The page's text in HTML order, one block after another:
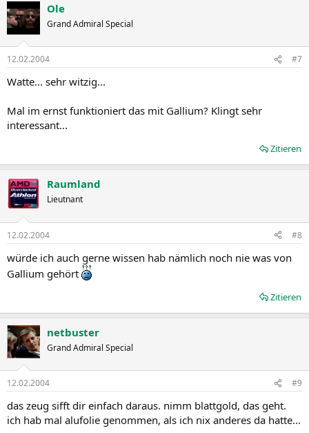
Ole
Grand Admiral Special
12.02.2004 #7
Watte... sehr witzig...
Mal im ernst funktioniert das mit Gallium? Klingt sehr
interessant...
Zitieren
Raumland
Lieutnant
12.02.2004 #8
würde ich auch gerne wissen hab nämlich noch nie was von
Gallium gehört
Zitieren
netbuster
Grand Admiral Special
12.02.2004 #9
das zeug sifft dir einfach daraus. nimm blattgold, das geht.
ich hab mal alufolie genommen, als ich nix anderes da hatte...